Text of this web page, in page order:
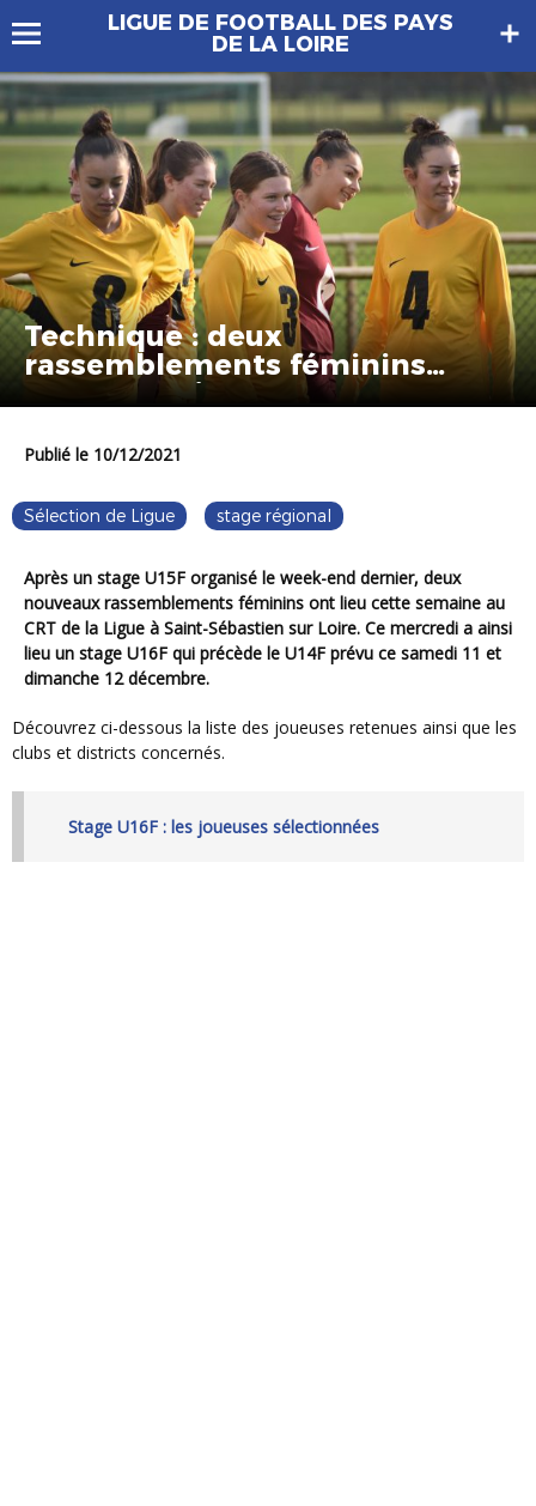
LIGUE DE FOOTBALL DES PAYS
DE LA LOIRE
Technique : deux
rassemblements féminins
cette semaine
Publié le 10/12/2021
Sélection de Ligue stage régional
Après un stage U15F organisé le week-end dernier, deux
nouveaux rassemblements féminins ont lieu cette semaine au
CRT de la Ligue à Saint-Sébastien sur Loire. Ce mercredi a ainsi
lieu un stage U16F qui précède le U14F prévu ce samedi 11 et
dimanche 12 décembre.
Découvrez ci-dessous la liste des joueuses retenues ainsi que les
clubs et districts concernés.
Stage U16F : les joueuses sélectionnées